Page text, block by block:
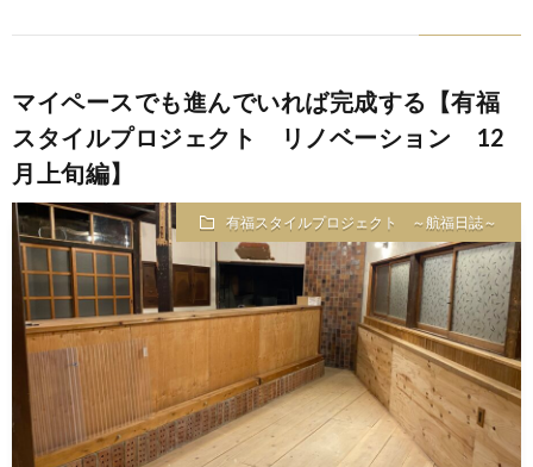
マイペースでも進んでいれば完成する【有福
スタイルプロジェクト リノベーション 12
月上旬編】
有福スタイルプロジェクト ～航福日誌～